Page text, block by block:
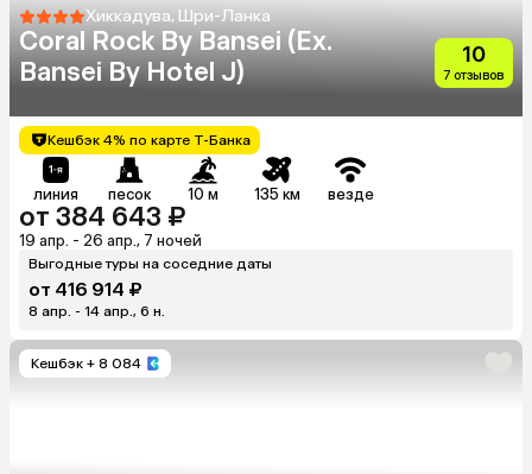
Хиккадува, Шри-Ланка
Coral Rock By Bansei (Ex.
Bansei By Hotel J)
10
7 отзывов
Кешбэк 4% по карте Т-Банка
линия песок 10 м 135 км везде
от 384 643 ₽
19 апр. - 26 апр., 7 ночей
Выгодные туры на соседние даты
от 416 914 ₽
8 апр. - 14 апр., 6 н.
Кешбэк + 8 084